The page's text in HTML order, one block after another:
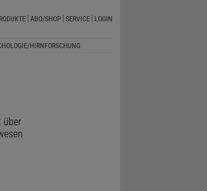
ABO/SHOP SERVICE LOGIN
HIRNFORSCHUNG
über